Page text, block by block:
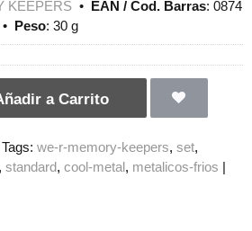
KEEPERS • EAN / Cod. Barras: 0874
• Peso: 30 g
a Carrito
Tags: we-r-memory-keepers set
standard cool-metal metalicos-frios